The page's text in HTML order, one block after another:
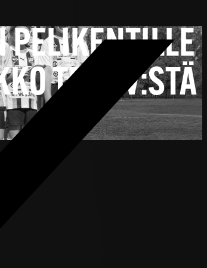
PELIKENTILLE
TPS TV:STÄ